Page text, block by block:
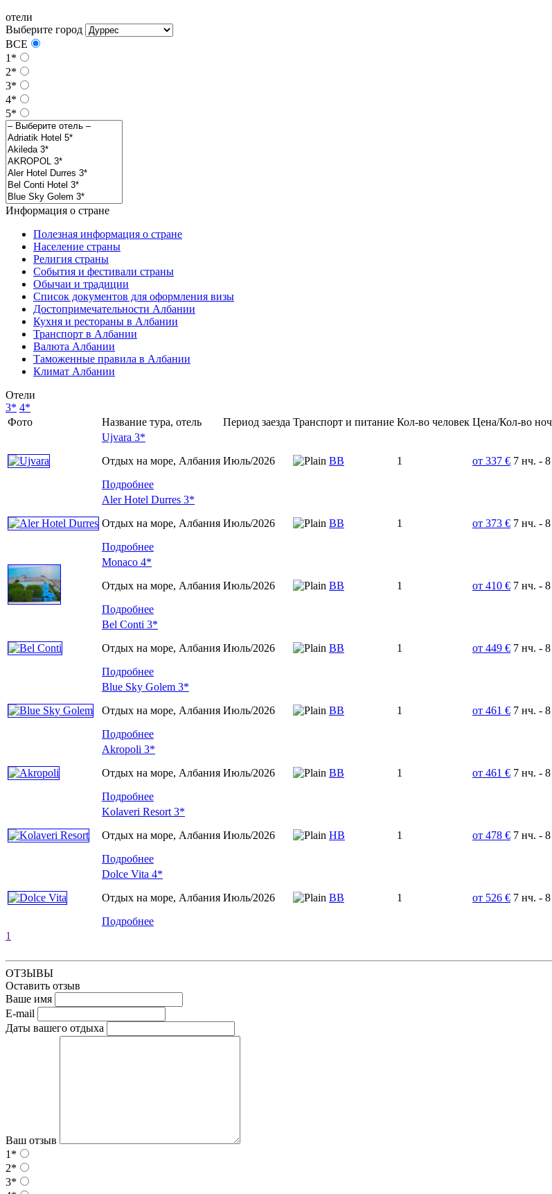
отели
Выберите город
ВСЕ
1*
2*
3*
4*
5*
Информация о стране
Полезная информация о стране
Население страны
Религия страны
События и фестивали страны
Обычаи и традиции
Список документов для оформления визы
Достопримечательности Албании
Кухня и рестораны в Албании
Транспорт в Албании
Валюта Албании
Таможенные правила в Албании
Климат Албании
Отели
3* 4*
Фото
Название тура, отель Период заезда Транспорт и питание Кол-во человек Цена/Кол-во
Ujvara 3*
Отдых на море, Албания
Подробнее
Июль/2026 BB 1 от 337 € 7 нч. -
Aler Hotel Durres 3*
Отдых на море, Албания
Подробнее
Июль/2026 BB 1 от 373 € 7 нч. -
Monaco 4*
Отдых на море, Албания
Подробнее
Июль/2026 ВВ 1 от 410 € 7 нч. -
Bel Conti 3*
Отдых на море, Албания
Подробнее
Июль/2026 BB 1 от 449 € 7 нч. -
Blue Sky Golem 3*
Отдых на море, Албания
Подробнее
Июль/2026 ВВ 1 от 461 € 7 нч. -
Akropoli 3*
Отдых на море, Албания
Подробнее
Июль/2026 ВВ 1 от 461 € 7 нч. -
Kolaveri Resort 3*
Отдых на море, Албания
Подробнее
Июль/2026 НВ 1 от 478 € 7 нч. -
Dolce Vita 4*
Отдых на море, Албания
Подробнее
Июль/2026 ВВ 1 от 526 € 7 нч. -
1
ОТЗЫВЫ
Оставить отзыв
Ваше имя
E-mail
Даты вашего отдыха
Ваш отзыв
1*
2*
3*